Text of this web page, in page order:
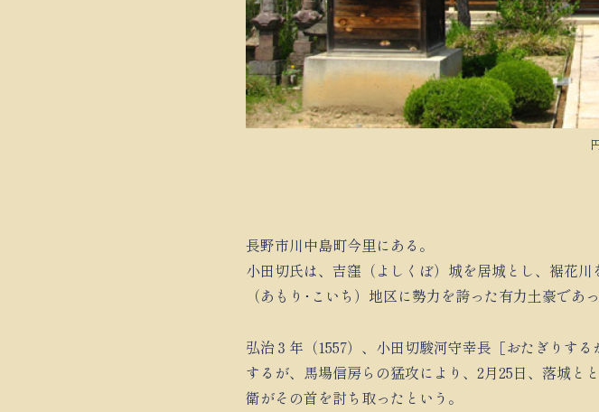
長野市川中島町今里にある。
小田切氏は、吉窪（よしくぼ）城を居城とし、裾花
（あもり･こいち）地区に勢力を誇った有力土豪であっ
弘治３年（1557）、小田切駿河守幸長［おたぎりす
するが、馬場信房らの猛攻により、2月25日、落城と
衛がその首を討ち取ったという。